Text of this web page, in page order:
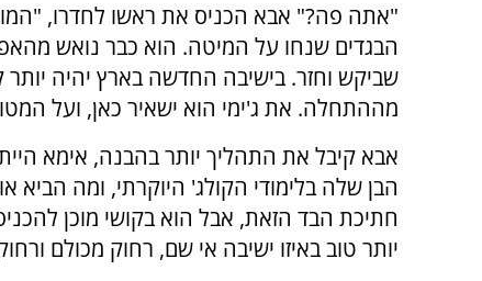
"אתה פה?" אבא הכניס את ראשו לחדרו,
הבגדים שנחו על המיטה. הוא כבר נואש
שביקש וחזר. בישיבה החדשה בארץ יהיה
מההתחלה. את ג'ימי הוא ישאיר כאן, ועל
אבא קיבל את התהליך יותר בהבנה, אימא
הבן שלה בלימודי הקולג' היוקרתי, ומה הביא
חתיכת הבד הזאת, אבל הוא בקושי מוכן
יותר טוב באיזו ישיבה אי שם, רחוק מכולם